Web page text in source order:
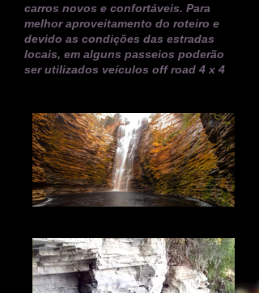
carros novos e confortáveis. Para
melhor aproveitamento do roteiro e
devido as condições das estradas
locais, em alguns passeios poderão
ser utilizados veículos off road 4 x 4